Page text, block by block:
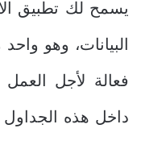
يسمح لك تطبيق
البيانات، وهو
فعالة لأجل
داخل هذه الجداول